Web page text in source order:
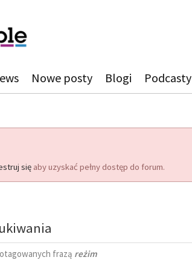
Nowe posty Blogi Podcasty
się aby uzyskać pełny dostęp do forum.
frazą reżim